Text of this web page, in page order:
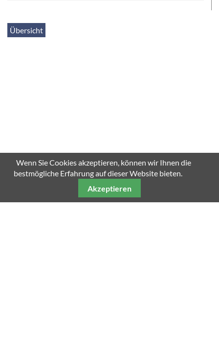
Übersicht
Wenn Sie Cookies akzeptieren, können wir Ihnen die
bestmögliche Erfahrung auf dieser Website bieten.
Akzeptieren